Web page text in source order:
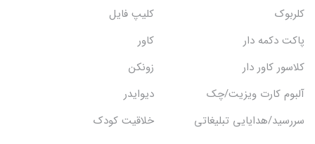
کلربوک
کلیپ فایل
پاکت دکمه دار
کاور
کلاسور کاور دار
زونکن
آلبوم کارت ویزیت/چک
دیوایدر
سررسید/هدایایی تبلیغاتی
خلاقیت کودک